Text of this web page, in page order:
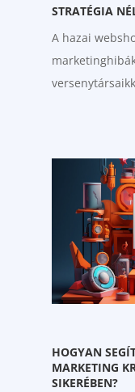
STRATÉGIA
A hazai
HOGYAN
MARKETING
SIKERÉBEN?